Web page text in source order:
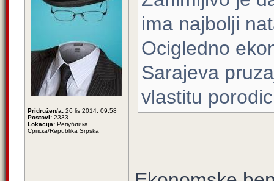
Pridružen/a: 26 lis 2014, 09:58
Postovi: 2333
Lokacija: Република
Српска/Republika Srpska
ima najbolji
Ocigledno
Sarajeva
vlastitu